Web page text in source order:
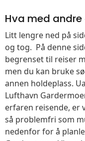
Hva med
Litt lengre ned på
og tog. På denne
begrenset til reiser
men du kan bruke
annen holdeplass.
Lufthavn
erfaren reisende, er
så problemfri som
nedenfor for å